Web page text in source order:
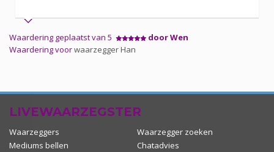
Waardering geplaatst van 5
door Wen
Waardering voorwaarzegger Han
LIVEWAARZEGSTER
Waarzeggers
Waarzegger zoeken
Mediums bellen
Chatadvies